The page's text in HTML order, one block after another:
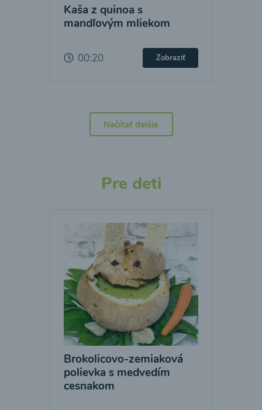
Kaša z quinoa s
mandľovým mliekom
00:20 Zobraziť
Načítať ďalšie
Pre deti
Brokolicovo-zemiaková
polievka s medvedím
cesnakom